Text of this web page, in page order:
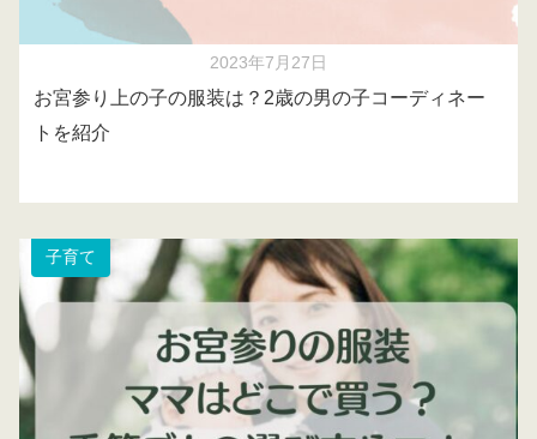
2023年7月27日
お宮参り上の子の服装は？2歳の男の子コーディネー
トを紹介
子育て